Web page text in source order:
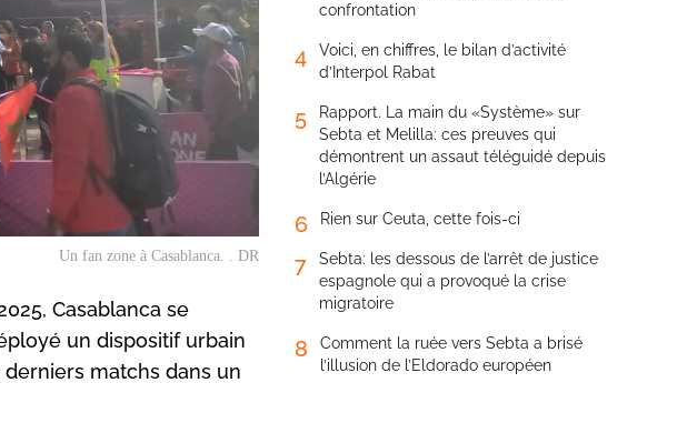
Un fan zone à Casablanca. . DR
Casablanca se
un dispositif urbain
matchs dans un
confrontation
4
Voici, en chiffres, le bilan d’activité
d’Interpol Rabat
5
Rapport. La main du «Système» sur
Sebta et Melilla: ces preuves qui
démontrent un assaut téléguidé depuis
l’Algérie
6 Rien sur Ceuta, cette fois-ci
7
Sebta: les dessous de l’arrêt de justice
espagnole qui a provoqué la crise
migratoire
8
Comment la ruée vers Sebta a brisé
l’illusion de l’Eldorado européen